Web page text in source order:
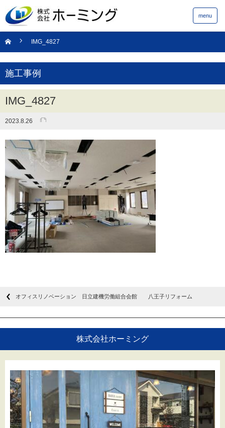
menu
IMG_4827
施工事例
IMG_4827
2023.8.26
オフィスリノベーション 日立建機労働組合会館 八王子リフォーム
株式会社ホーミング